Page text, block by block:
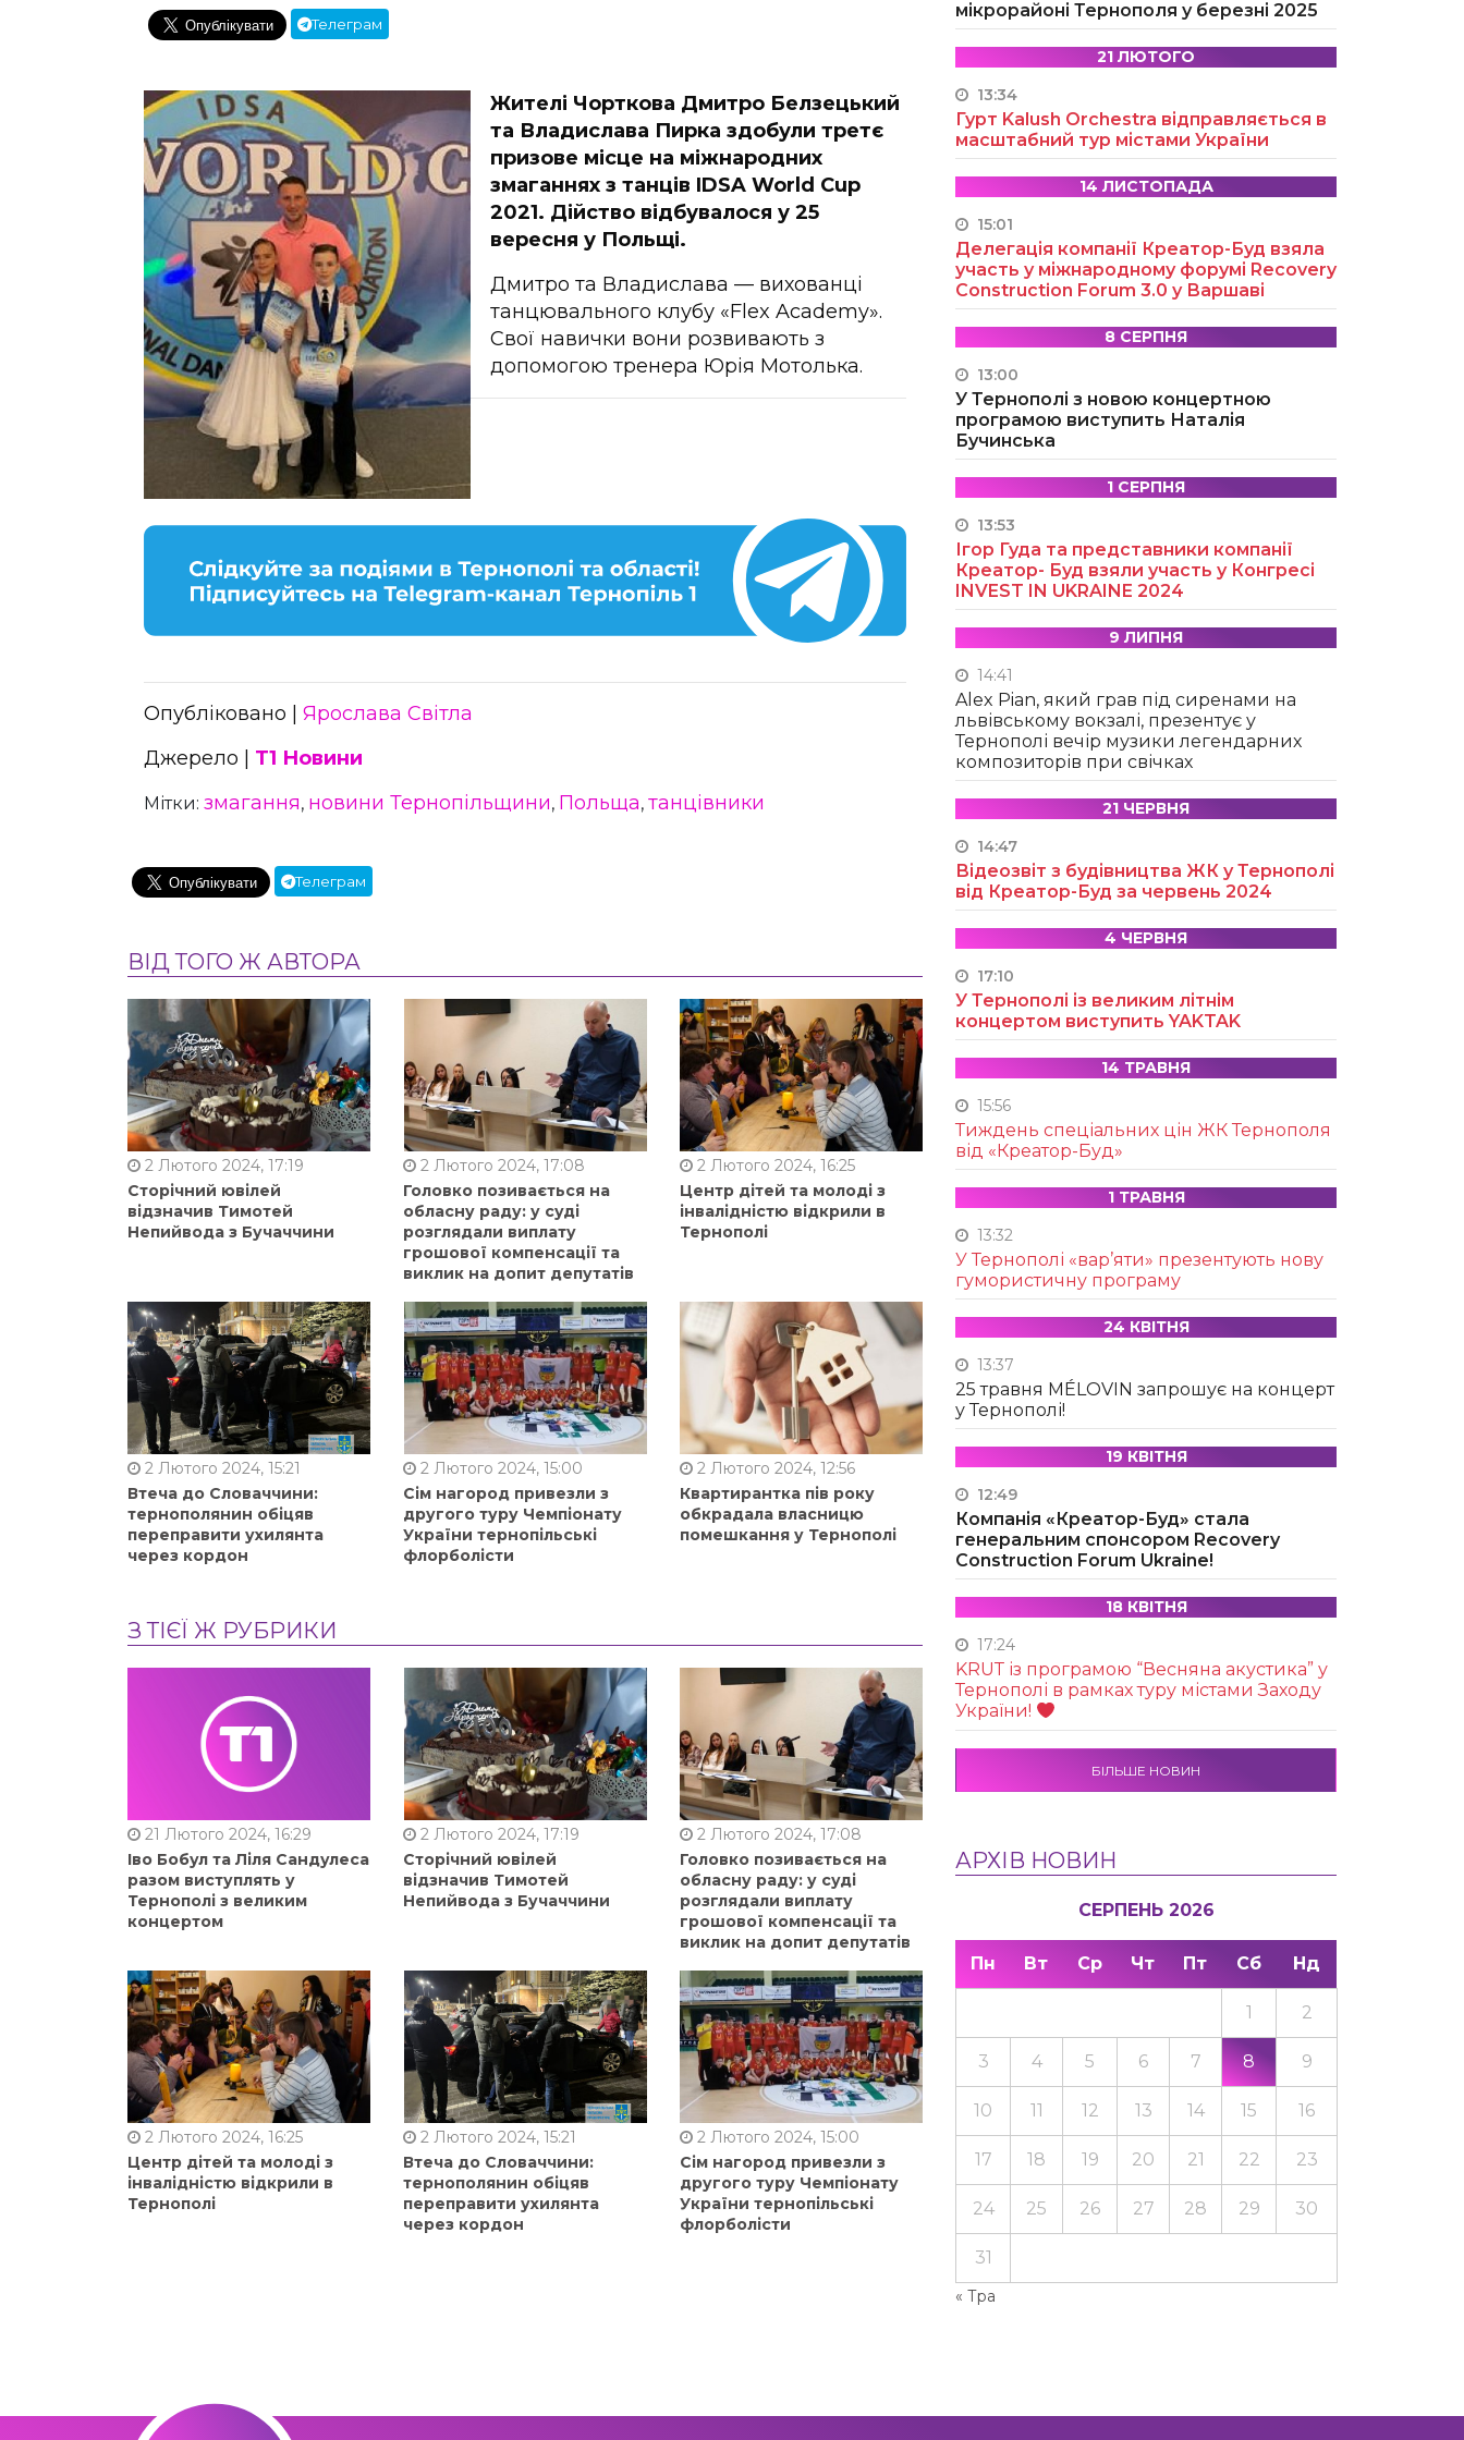
Телеграм
Жителі Чорткова Дмитро Белзецький
та Владислава Пирка здобули третє
призове місце на міжнародних
змаганнях з танців IDSA World Cup
2021. Дійство відбувалося у 25
вересня у Польщі.
Дмитро та Владислава — вихованці
танцювального клубу «Flex Academy».
Свої навички вони розвивають з
допомогою тренера Юрія Мотолька.
Опубліковано | Ярослава Світла
Джерело | Т1 Новини
Мітки: змагання, новини Тернопільщини, Польща, танцівники
Телеграм
ВІД ТОГО Ж АВТОРА
2 Лютого 2024, 17:19
Сторічний ювілей
відзначив Тимотей
Непийвода з Бучаччини
2 Лютого 2024, 17:08
Головко позивається на
обласну раду: у суді
розглядали виплату
грошової компенсації та
виклик на допит депутатів
2 Лютого 2024, 16:25
Центр дітей та молоді з
інвалідністю відкрили в
Тернополі
2 Лютого 2024, 15:21
Втеча до Словаччини:
тернополянин обіцяв
переправити ухилянта
через кордон
2 Лютого 2024, 15:00
Сім нагород привезли з
другого туру Чемпіонату
України тернопільські
флорболісти
2 Лютого 2024, 12:56
Квартирантка пів року
обкрадала власницю
помешкання у Тернополі
З ТІЄЇ Ж РУБРИКИ
21 Лютого 2024, 16:29
Іво Бобул та Ліля Сандулеса
разом виступлять у
Тернополі з великим
концертом
2 Лютого 2024, 17:19
Сторічний ювілей
відзначив Тимотей
Непийвода з Бучаччини
2 Лютого 2024, 17:08
Головко позивається на
обласну раду: у суді
розглядали виплату
грошової компенсації та
виклик на допит депутатів
2 Лютого 2024, 16:25
Центр дітей та молоді з
інвалідністю відкрили в
Тернополі
2 Лютого 2024, 15:21
Втеча до Словаччини:
тернополянин обіцяв
переправити ухилянта
через кордон
2 Лютого 2024, 15:00
Сім нагород привезли з
другого туру Чемпіонату
України тернопільські
флорболісти
мікрорайоні Тернополя у березні 2025
21 ЛЮТОГО
13:34
Гурт Kalush Orchestra відправляється в
масштабний тур містами України
14 ЛИСТОПАДА
15:01
Делегація компанії Креатор-Буд взяла
участь у міжнародному форумі Recovery
Construction Forum 3.0 у Варшаві
8 СЕРПНЯ
13:00
У Тернополі з новою концертною
програмою виступить Наталія
Бучинська
1 СЕРПНЯ
13:53
Ігор Гуда та представники компанії
Креатор- Буд взяли участь у Конгресі
INVEST IN UKRAINE 2024
9 ЛИПНЯ
14:41
Alex Pian, який грав під сиренами на
львівському вокзалі, презентує у
Тернополі вечір музики легендарних
композиторів при свічках
21 ЧЕРВНЯ
14:47
Відеозвіт з будівництва ЖК у Тернополі
від Креатор-Буд за червень 2024
4 ЧЕРВНЯ
17:10
У Тернополі із великим літнім
концертом виступить YAKTAK
14 ТРАВНЯ
15:56
Тиждень спеціальних цін ЖК Тернополя
від «Креатор-Буд»
1 ТРАВНЯ
13:32
У Тернополі «вар’яти» презентують нову
гумористичну програму
24 КВІТНЯ
13:37
25 травня MÉLOVIN запрошує на концерт
у Тернополі!
19 КВІТНЯ
12:49
Компанія «Креатор-Буд» стала
генеральним спонсором Recovery
Construction Forum Ukraine!
18 КВІТНЯ
17:24
KRUТ із програмою “Весняна акустика” у
Тернополі в рамках туру містами Заходу
України!
БІЛЬШЕ НОВИН
АРХІВ НОВИН
СЕРПЕНЬ 2026
Пн Вт Ср Чт Пт Сб Нд
« Тра
1 2
3 4 5 6 7 8 9
10 11 12 13 14 15 16
17 18 19 20 21 22 23
24 25 26 27 28 29 30
31